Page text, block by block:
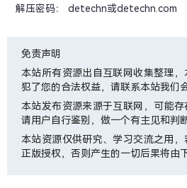
解压密码： detechn或detechn.com
免责声明
本站所有资源出自互联网收集整理
犯了您的合法权益，请联系本站我们
本站发布资源来源于互联网，可能存
请用户自行鉴别，做一个有主见和判
本站资源仅供研究、学习交流之用
正版授权，否则产生的一切后果将由